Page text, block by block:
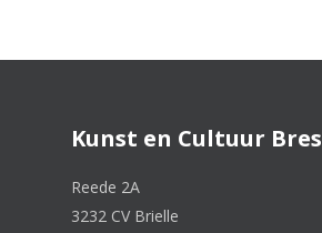
Kunst en Cultuur Bres
Reede 2A
3232 CV Brielle